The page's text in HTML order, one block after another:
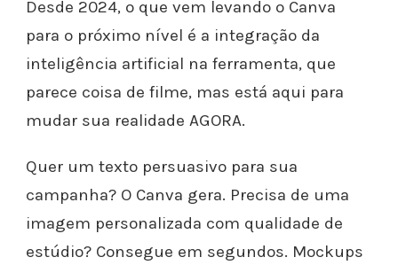
Desde 2024, o que vem levando o Canva
para o próximo nível é a integração da
inteligência artificial na ferramenta, que
parece coisa de filme, mas está aqui para
mudar sua realidade AGORA.
Quer um texto persuasivo para sua
campanha? O Canva gera. Precisa de uma
imagem personalizada com qualidade de
estúdio? Consegue em segundos. Mockups